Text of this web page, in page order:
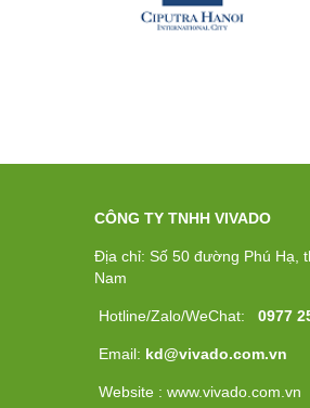
CÔNG TY TNHH VIVADO
Địa chỉ: Số 50 đường Phú Hạ,
Nam
Hotline/Zalo/WeChat: 0977
Email: kd@vivado.com.vn
Website : www.vivado.com.vn